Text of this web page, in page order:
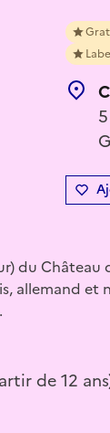
du
allemand et
de 12